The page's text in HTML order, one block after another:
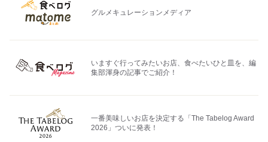
グルメキュレーションメディア
いますぐ行ってみたいお店、食べたいひと皿を、編
集部渾身の記事でご紹介！
一番美味しいお店を決定する「The Tabelog Award
2026」ついに発表！